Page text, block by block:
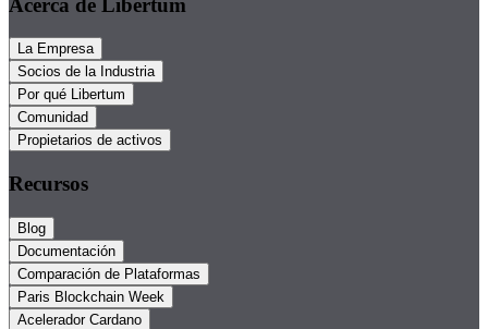
Acerca de Libertum
La Empresa
Socios de la Industria
Por qué Libertum
Comunidad
Propietarios de activos
Recursos
Blog
Documentación
Comparación de Plataformas
Paris Blockchain Week
Acelerador Cardano